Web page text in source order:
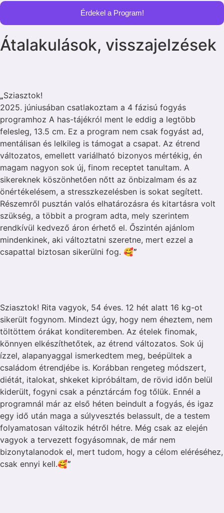
Érdekel a Program!
Átalakulások, visszajelzések
„Sziasztok!
2025. júniusában csatlakoztam a 4 fázisú fogyás
programhoz A has-tájékról ment le eddig a legtöbb
felesleg, 13.5 cm. Ez a program nem csak fogyást ad,
mentálisan és lelkileg is támogat a csapat. Az étrend
változatos, emellett variálható bizonyos mértékig, én
magam nagyon sok új, finom receptet tanultam. A
sikereknek köszönhetően nőtt az önbizalmam és az
önértékelésem, a stresszkezelésben is sokat segített.
Részemről pusztán valós elhatározásra és kitartásra volt
szükség, a többit a program adta, mely szerintem
rendkívül kedvező áron érhető el. Őszintén ajánlom
mindenkinek, aki változtatni szeretne, mert ezzel a
csapattal biztosan sikerülni fog. 🥰”
Sziasztok! Rita vagyok, 54 éves. 12 hét alatt 16 kg-ot
sikerült fogynom. Mindezt úgy, hogy nem éheztem, nem
töltöttem órákat konditeremben. Az ételek finomak,
könnyen elkészíthetőtek, az étrend változatos. Sok új
ízzel, alapanyaggal ismerkedtem meg, beépültek a
családom étrendjébe is. Korábban rengeteg módszert,
diétát, italokat, shkeket kipróbáltam, de rövid időn belül
kiderült, fogyni csak a pénztárcám fog tőlük. Ennél a
programnál már az első héten beindult a fogyás, és igaz
egy idő után maga a súlyvesztés belassult, de a testem
folyamatosan változik hétről hétre. Még csak az elején
vagyok a tervezett fogyásomnak, de már nem
bizonytalanodok el, mert tudom, hogy a célom eléréséhez,
csak ennyi kell.🥰”